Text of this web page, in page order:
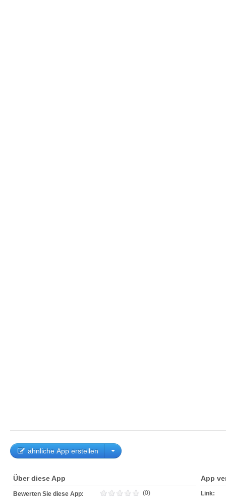
ähnliche App erstellen
Über diese App
Bewerten Sie diese App: (0)
App
Link: